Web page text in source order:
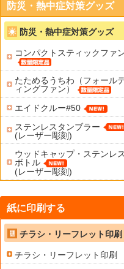
防災・熱中症対策グッズ
防災・熱中症対策グッズ
コンパクトスティックファ
たためるうちわ（フォール
ィングファン）
エイドクルー#50
ステンレスタンブラー
(レーザー彫刻)
ウッドキャップ・ステンレス
ボトル
(レーザー彫刻)
紙に印刷する
チラシ・リーフレット印刷
チラシ・リーフレット印刷